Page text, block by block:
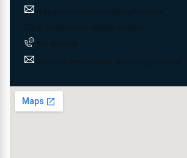
sklep@hurtownia-wentylacyjna.com.pl
Dział techniczny, dobór towaru
574 694 534
techniczny@hurtownia-wentylacyjna.com.pl